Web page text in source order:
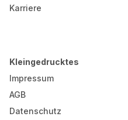
Karriere
Kleingedrucktes
Impressum
AGB
Datenschutz